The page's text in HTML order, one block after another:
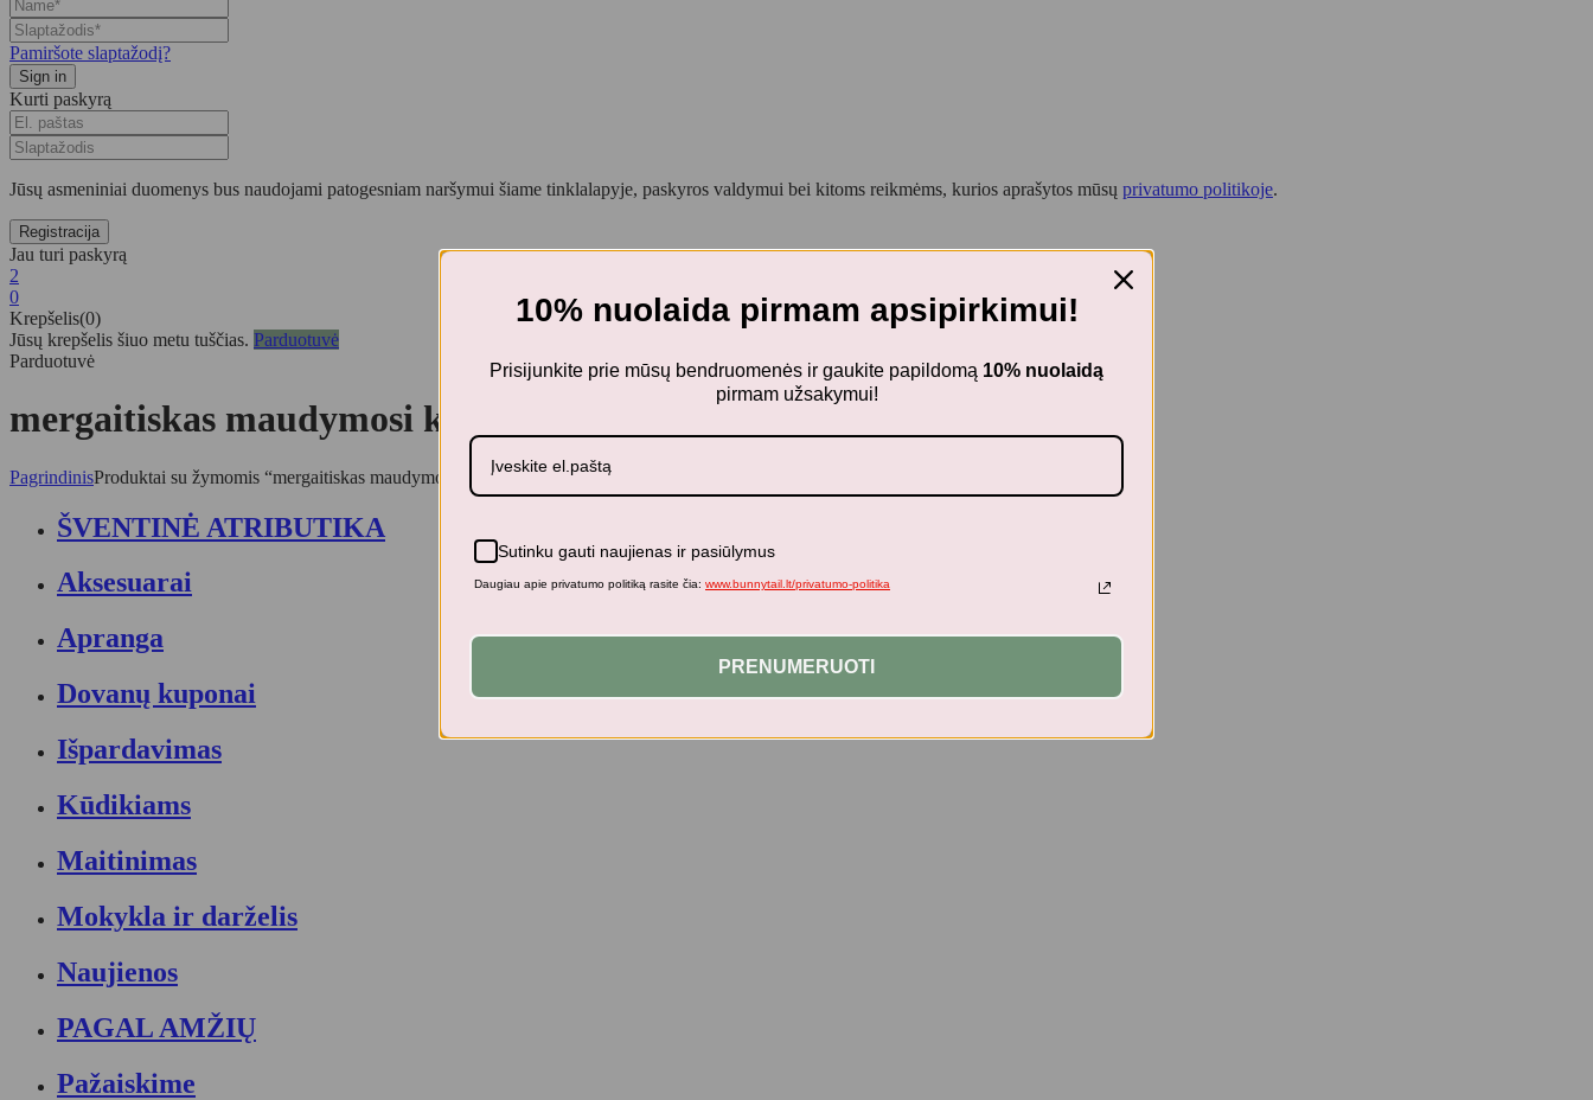
Pamiršote slaptažodį?
Kurti paskyrą
Jūsų asmeniniai duomenys bus naudojami patogesniam naršymui šiame tinklalapyje, paskyros valdymui bei kitoms reikmėms, kurios aprašytos mūsų privatumo politikoje.
Jau turi paskyrą
2
0
Krepšelis(0)
Jūsų krepšelis šiuo metu tuščias. Parduotuvė
Parduotuvė
mergaitiskas maudymosi kostiumelis
PagrindinisProduktai su žymomis “mergaitiskas maudymosi kostiumelis”
ŠVENTINĖ ATRIBUTIKA
Aksesuarai
Apranga
Dovanų kuponai
Išpardavimas
Kūdikiams
Maitinimas
Mokykla ir darželis
Naujienos
PAGAL AMŽIŲ
Pažaiskime
10% nuolaida pirmam apsipirkimui!
Prisijunkite prie mūsų bendruomenės ir gaukite papildomą 10% nuolaidą
pirmam užsakymui!
Sutinku gauti naujienas ir pasiūlymus
Daugiau apie privatumo politiką rasite čia: www.bunnytail.lt/privatumo-politika
PRENUMERUOTI